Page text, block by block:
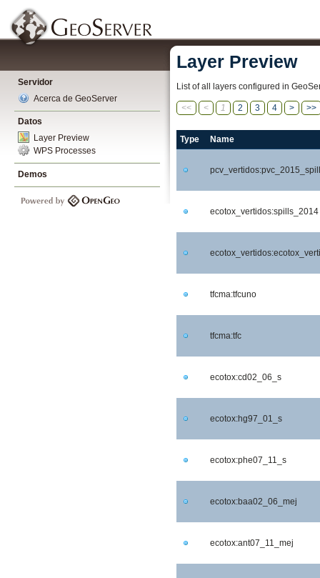
Servidor
Acerca de GeoServer
Datos
Layer Preview
WPS Processes
Demos
Layer Preview
List of all layers configured in
<< < 1 2 3 4 > >>
Type Name
ecotox_vertidos:spills_2014
tfcma:tfcuno
tfcma:tfc
ecotox:cd02_06_s
ecotox:hg97_01_s
ecotox:phe07_11_s
ecotox:baa02_06_mej
ecotox:ant07_11_mej